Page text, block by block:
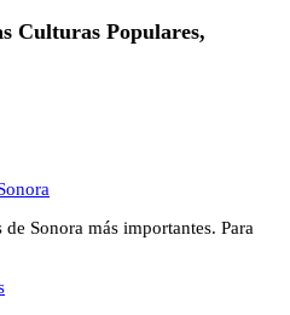
Culturas Populares,
Sonora más importantes. Para